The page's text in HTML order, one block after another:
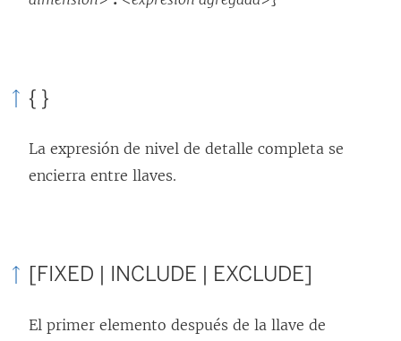
{ }
La expresión de nivel de detalle completa se
encierra entre llaves.
[FIXED | INCLUDE | EXCLUDE]
El primer elemento después de la llave de